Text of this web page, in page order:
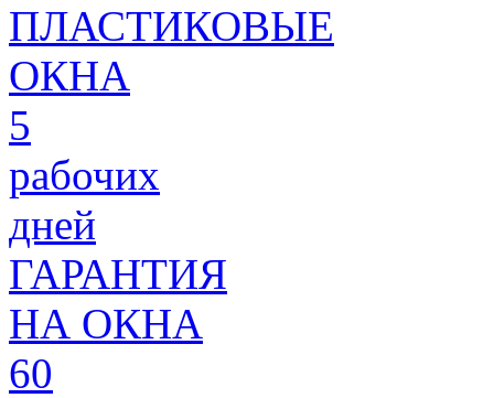
ПЛАСТИКОВЫЕ
ОКНА
5
рабочих
дней
ГАРАНТИЯ
НА ОКНА
60